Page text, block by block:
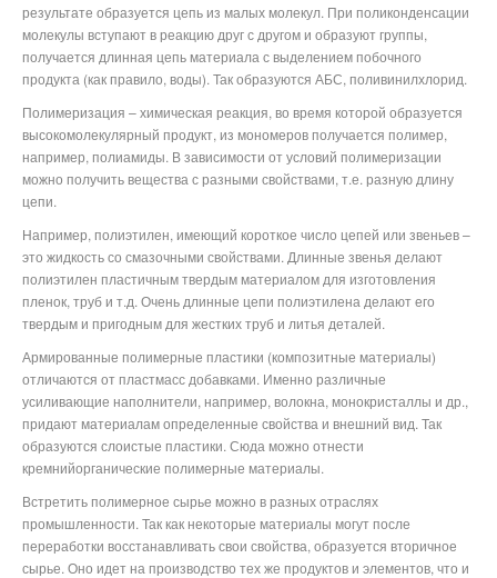
результате образуется цепь из малых молекул. При поликонденсации
молекулы вступают в реакцию друг с другом и образуют группы,
получается длинная цепь материала с выделением побочного
продукта (как правило, воды). Так образуются АБС, поливинилхлорид.
Полимеризация – химическая реакция, во время которой образуется
высокомолекулярный продукт, из мономеров получается полимер,
например, полиамиды. В зависимости от условий полимеризации
можно получить вещества с разными свойствами, т.е. разную длину
цепи.
Например, полиэтилен, имеющий короткое число цепей или звеньев –
это жидкость со смазочными свойствами. Длинные звенья делают
полиэтилен пластичным твердым материалом для изготовления
пленок, труб и т.д. Очень длинные цепи полиэтилена делают его
твердым и пригодным для жестких труб и литья деталей.
Армированные полимерные пластики (композитные материалы)
отличаются от пластмасс добавками. Именно различные
усиливающие наполнители, например, волокна, монокристаллы и др.,
придают материалам определенные свойства и внешний вид. Так
образуются слоистые пластики. Сюда можно отнести
кремнийорганические полимерные материалы.
Встретить полимерное сырье можно в разных отраслях
промышленности. Так как некоторые материалы могут после
переработки восстанавливать свои свойства, образуется вторичное
сырье. Оно идет на производство тех же продуктов и элементов, что и